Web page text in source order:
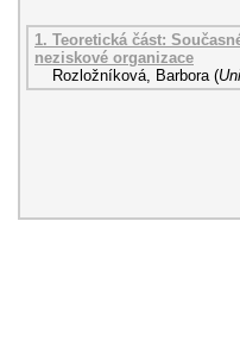
1. Teoretická část:
neziskové organizace
Rozložníková, Barbora (